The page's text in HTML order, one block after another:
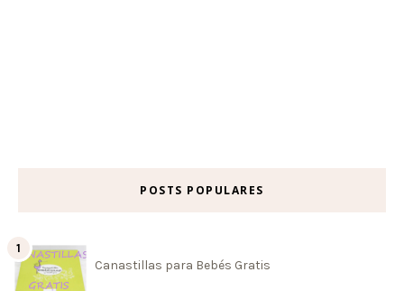
POSTS POPULARES
Canastillas para Bebés Gratis